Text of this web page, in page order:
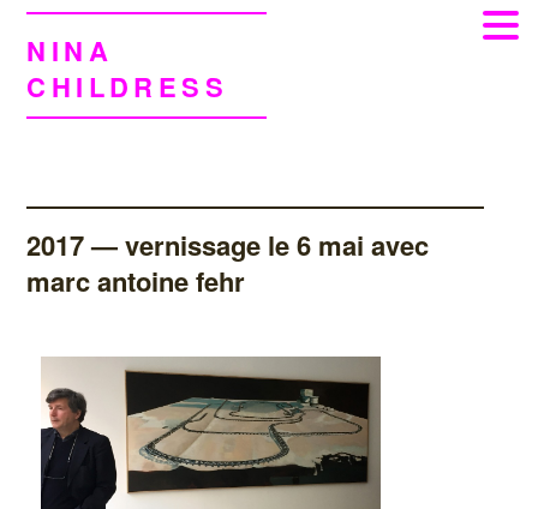
NINA
CHILDRESS
2017 — vernissage le 6 mai avec
marc antoine fehr